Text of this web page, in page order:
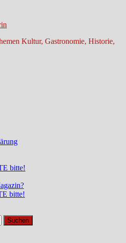
Kultur, Gastronomie, Historie,
bitte!
bitte!